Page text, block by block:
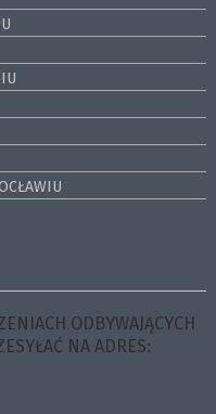
ODBYWAJĄCYCH
NA ADRES: